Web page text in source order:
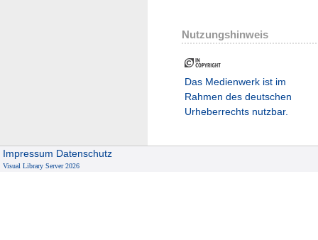
Nutzungshinweis
Das Medienwerk ist im
Rahmen des deutschen
Urheberrechts nutzbar.
Impressum Datenschutz
Visual Library Server 2026